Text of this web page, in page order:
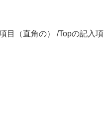
（直角の） /Topの記入項